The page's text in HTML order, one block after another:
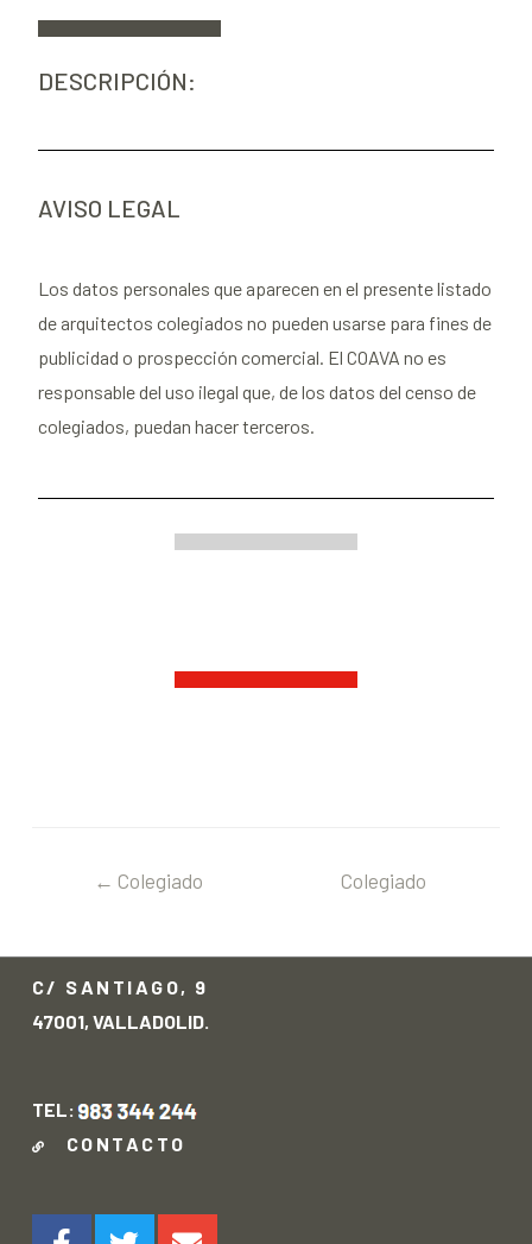
DESCRIPCIÓN:
AVISO LEGAL
Los datos personales que aparecen en el presente listado
de arquitectos colegiados no pueden usarse para fines de
publicidad o prospección comercial. El COAVA no es
responsable del uso ilegal que, de los datos del censo de
colegiados, puedan hacer terceros.
← Colegiado
Colegiado
C/ SANTIAGO, 9
47001, VALLADOLID.
TEL:
CONTACTO